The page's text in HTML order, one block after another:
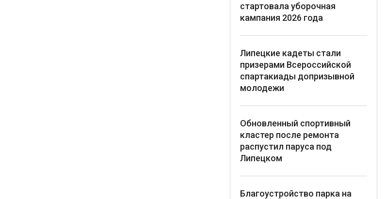
стартовала уборочная
кампания 2026 года
Липецкие кадеты стали
призерами Всероссийской
спартакиады допризывной
молодежи
Обновленный спортивный
кластер после ремонта
распустил паруса под
Липецком
Благоустройство парка на